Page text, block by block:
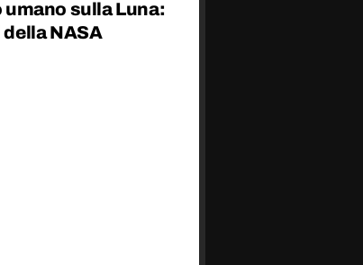
umano sulla Luna:
NASA